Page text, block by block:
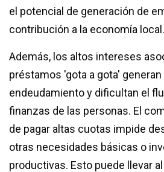
el potencial de generación de
contribución a la economía local.
Además, los altos intereses
préstamos 'gota a gota'
endeudamiento y dificultan el
finanzas de las personas. El
de pagar altas cuotas impide
otras necesidades básicas o
productivas. Esto puede llevar al